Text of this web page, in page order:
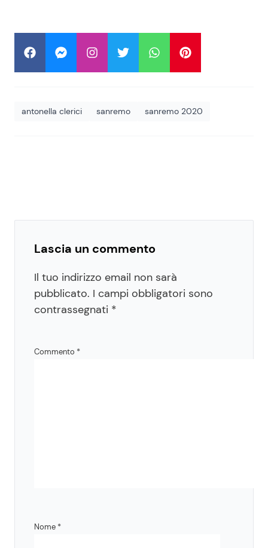
antonella clerici sanremo sanremo 2020
Lascia un commento
Il tuo indirizzo email non sarà
pubblicato. I campi obbligatori sono
contrassegnati *
Commento *
Nome *